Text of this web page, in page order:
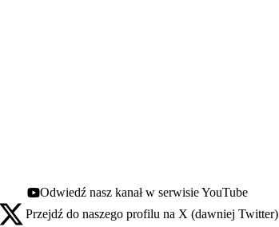
Youtube - otwiera się w nowej karcie
Odwiedź nasz kanał w serwisie YouTube
X - otwiera się w nowej karcie
Przejdź do naszego profilu na X (dawniej Twitter)